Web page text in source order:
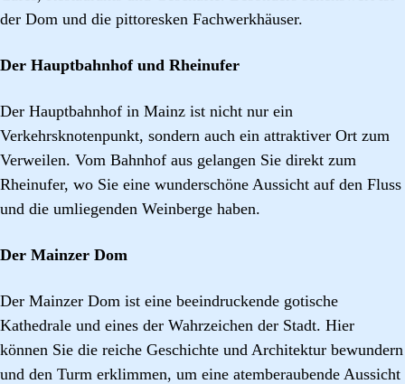
der Dom und die pittoresken Fachwerkhäuser.
Der Hauptbahnhof und Rheinufer
Der Hauptbahnhof in Mainz ist nicht nur ein
Verkehrsknotenpunkt, sondern auch ein attraktiver Ort zum
Verweilen. Vom Bahnhof aus gelangen Sie direkt zum
Rheinufer, wo Sie eine wunderschöne Aussicht auf den Fluss
und die umliegenden Weinberge haben.
Der Mainzer Dom
Der Mainzer Dom ist eine beeindruckende gotische
Kathedrale und eines der Wahrzeichen der Stadt. Hier
können Sie die reiche Geschichte und Architektur bewundern
und den Turm erklimmen, um eine atemberaubende Aussicht